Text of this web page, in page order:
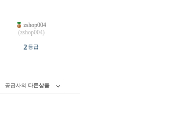
zshop004
(zshop004)
2등급
공급사의 다른상품